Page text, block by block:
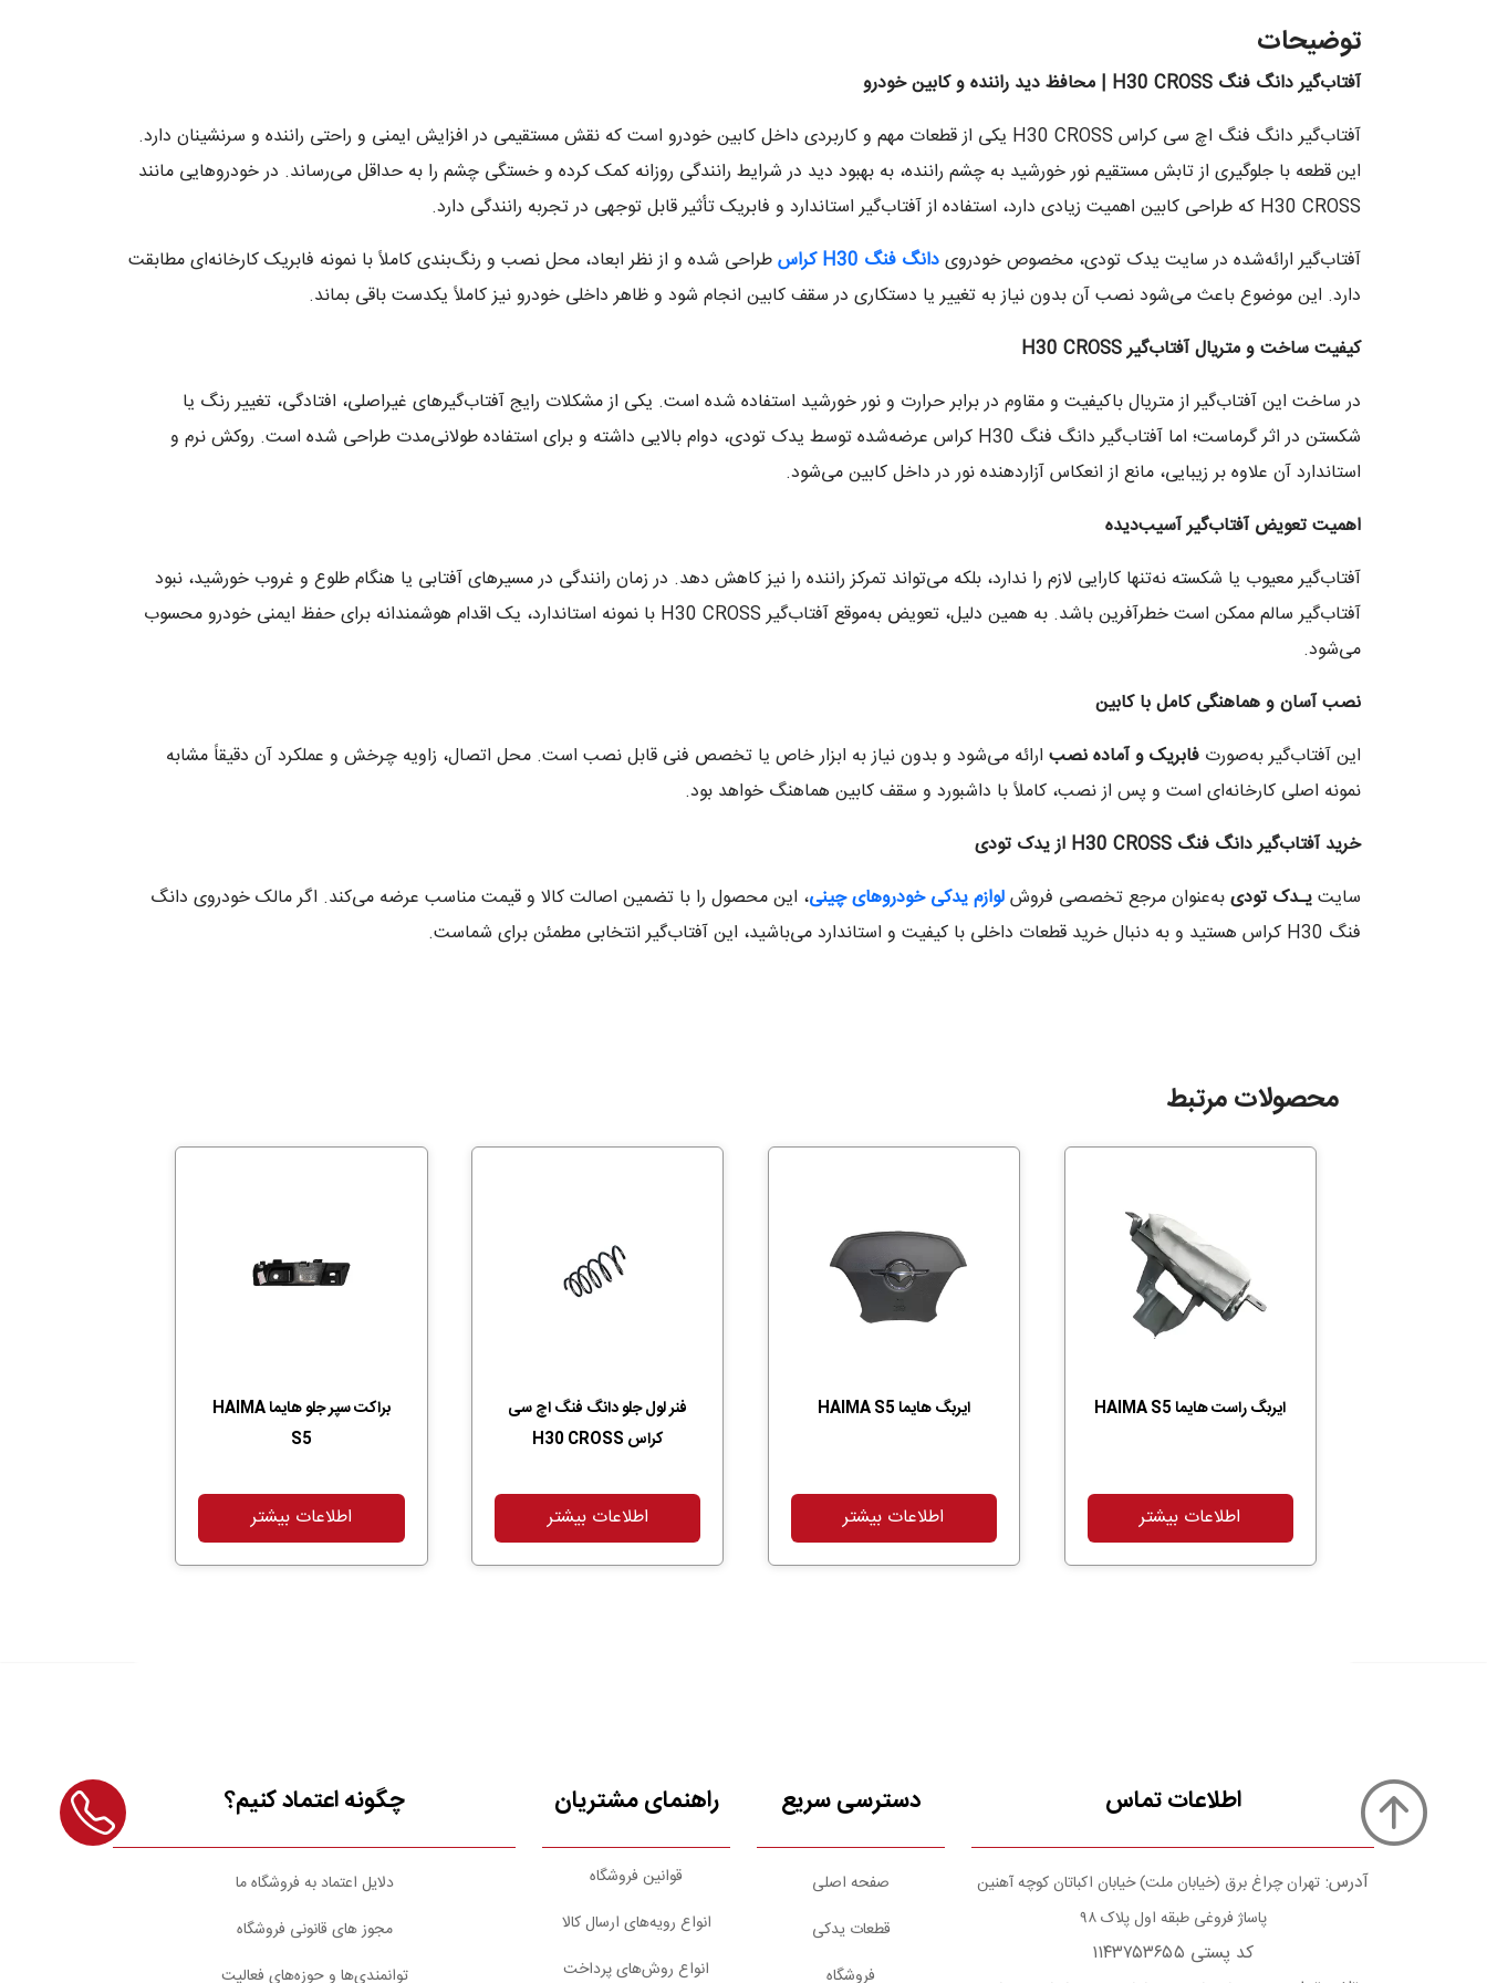
توضیحات
آفتاب‌گیر دانگ فنگ
محافظ دید راننده و کابین خودرو
آفتاب‌گیر دانگ فنگ اچ سی کراس H30 CROSS یکی از قطعات مهم و کاربردی داخل کابین خودرو است که نقش مستقیمی در افزایش ایمنی و راحتی راننده و سرنشینان دارد.
این قطعه با جلوگیری از تابش مستقیم نور خورشید به چشم راننده، به بهبود دید در شرایط رانندگی روزانه کمک کرده و خستگی چشم را به حداقل می‌رساند. در خودروهایی مانند
H30 CROSS که طراحی کابین اهمیت زیادی دارد، استفاده از آفتاب‌گیر استاندارد و فابریک تأثیر قابل توجهی در تجربه رانندگی دارد.
آفتاب‌گیر ارائه‌شده در سایت یدک تودی، مخصوص خودرویدانگ فنگ کراسطراحی شده و از نظر ابعاد، محل نصب و رنگ‌بندی کاملاً با نمونه فابریک کارخانه‌ای مطابقت
دارد. این موضوع باعث می‌شود نصب آن بدون نیاز به تغییر یا دستکاری در سقف کابین انجام شود و ظاهر داخلی خودرو نیز کاملاً یکدست باقی بماند.
کیفیت ساخت و متریال آفتاب‌گیرH30 CROSS
در ساخت این آفتاب‌گیر از متریال باکیفیت و مقاوم در برابر حرارت و نور خورشید استفاده شده است. یکی از مشکلات رایج آفتاب‌گیرهای غیراصلی، افتادگی، تغییر رنگ یا
شکستن در اثر گرماست؛ اما آفتاب‌گیر دانگ فنگ H30 کراس عرضه‌شده توسط یدک تودی، دوام بالایی داشته و برای استفاده طولانی‌مدت طراحی شده است. روکش نرم و
استاندارد آن علاوه بر زیبایی، مانع از انعکاس آزاردهنده نور در داخل کابین می‌شود.
اهمیت تعویض آفتاب‌گیر آسیب‌دیده
آفتاب‌گیر معیوب یا شکسته نه‌تنها کارایی لازم را ندارد، بلکه می‌تواند تمرکز راننده را نیز کاهش دهد. در زمان رانندگی در مسیرهای آفتابی یا هنگام طلوع و غروب خورشید، نبود
آفتاب‌گیر سالم ممکن است خطرآفرین باشد. به همین دلیل، تعویض به‌موقع آفتاب‌گیر H30 CROSS با نمونه استاندارد، یک اقدام هوشمندانه برای حفظ ایمنی خودرو محسوب
می‌شود.
نصب آسان و هماهنگی کامل با کابین
این آفتاب‌گیر به‌صورت فابریک و آماده نصب ارائه می‌شود و بدون نیاز به ابزار خاص یا تخصص فنی قابل نصب است. محل اتصال، زاویه چرخش و عملکرد آن دقیقاً مشابه
نمونه اصلی کارخانه‌ای است و پس از نصب، کاملاً با داشبورد و سقف کابین هماهنگ خواهد بود.
خرید آفتاب‌گیر دانگ فنگ
از یدک تودی
سایتیـدک تودیبه‌عنوان مرجع تخصصی فروشلوازم یدکی خودروهای چینی، این محصول را با تضمین اصالت کالا و قیمت مناسب عرضه می‌کند. اگر مالک خودروی دانگ
فنگ H30 کراس هستید و به دنبال خرید قطعات داخلی با کیفیت و استاندارد می‌باشید، این آفتاب‌گیر انتخابی مطمئن برای شماست.
محصولات مرتبط
ایربگ راست هایما HAIMA S5
اطلاعات بیشتر
ایربگ هایما HAIMA S5
اطلاعات بیشتر
فنر لول جلو دانگ فنگ اچ سی
کراس H30 CROSS
اطلاعات بیشتر
براکت سپر جلو هایما HAIMA
S5
اطلاعات بیشتر
اطلاعات تماس
آدرس: تهران چراغ برق (خیابان ملت) خیابان اکباتان کوچه آهنین
پاساژ فروغی طبقه اول پلاک ۹۸
کد پستی ۱۱۴۳۷۵۳۶۵۵
دسترسی سریع
صفحه اصلی
قطعات یدکی
فروشگاه
راهنمای مشتریان
قوانین فروشگاه
انواع رویه‌های ارسال کالا
انواع روش‌های پرداخت
چگونه اعتماد کنیم؟
دلایل اعتماد به فروشگاه ما
مجوز های قانونی فروشگاه
توانمندی‌ها و حوزه‌های فعالیت